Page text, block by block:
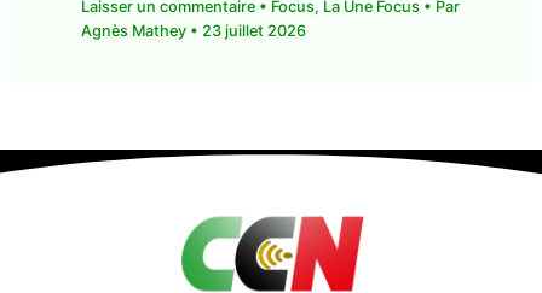
Guadeloupe • Focus ICC. Pourquoi Kolors
Dayz a été annulé ?
Laisser un commentaire Focus, La Une Focus